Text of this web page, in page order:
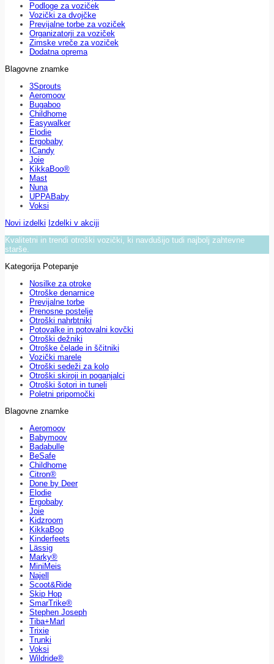
Podloge za voziček
Vozički za dvojčke
Previjalne torbe za voziček
Organizatorji za voziček
Zimske vreče za voziček
Dodatna oprema
Blagovne znamke
3Sprouts
Aeromoov
Bugaboo
Childhome
Easywalker
Elodie
Ergobaby
ICandy
Joie
KikkaBoo®
Mast
Nuna
UPPABaby
Voksi
Novi izdelki Izdelki v akciji
Kvalitetni in trendi otroški vozički, ki navdušijo tudi najbolj zahtevne
starše.
Kategorija Potepanje
Nosilke za otroke
Otroške denarnice
Previjalne torbe
Prenosne postelje
Otroški nahrbtniki
Potovalke in potovalni kovčki
Otroški dežniki
Otroške čelade in ščitniki
Vozički marele
Otroški sedeži za kolo
Otroški skiroji in poganjalci
Otroški šotori in tuneli
Poletni pripomočki
Blagovne znamke
Aeromoov
Babymoov
Badabulle
BeSafe
Childhome
Citron®
Done by Deer
Elodie
Ergobaby
Joie
Kidzroom
KikkaBoo
Kinderfeets
Lässig
Marky®
MiniMeis
Najell
Scoot&Ride
Skip Hop
SmarTrike®
Stephen Joseph
Tiba+Marl
Trixie
Trunki
Voksi
Wildride®